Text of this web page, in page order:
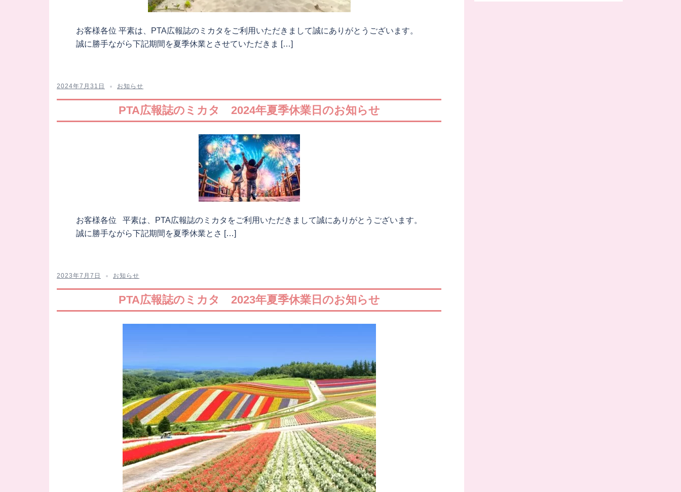
お客様各位 平素は、PTA広報誌のミカタをご利用いただきまして誠にありがとうございます。
誠に勝手ながら下記期間を夏季休業とさせていただきま […]
2024年7月31日 お知らせ
PTA広報誌のミカタ 2024年夏季休業日のお知らせ
お客様各位 平素は、PTA広報誌のミカタをご利用いただきまして誠にありがとうございます。
誠に勝手ながら下記期間を夏季休業とさ […]
2023年7月7日 お知らせ
PTA広報誌のミカタ 2023年夏季休業日のお知らせ